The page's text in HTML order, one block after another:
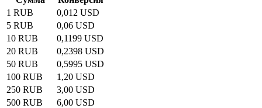
1 RUB
0,012 USD
5 RUB
0,06 USD
10 RUB
0,1199 USD
20 RUB
0,2398 USD
50 RUB
0,5995 USD
100 RUB
1,20 USD
250 RUB
3,00 USD
500 RUB
6,00 USD